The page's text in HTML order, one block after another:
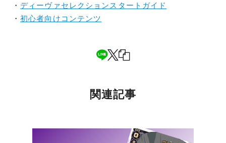
・ ディーヴァセレクションスタートガイド
・初心者向けコンテンツ
関連記事